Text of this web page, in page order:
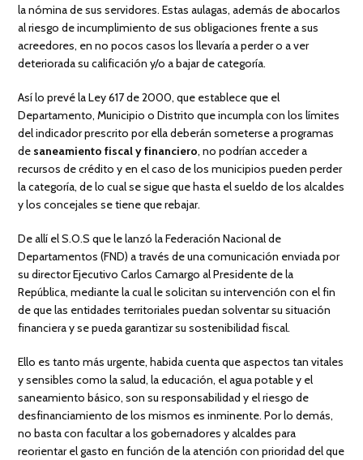
la nómina de sus servidores. Estas aulagas, además de abocarlos
al riesgo de incumplimiento de sus obligaciones frente a sus
acreedores, en no pocos casos los llevaría a perder o a ver
deteriorada su calificación y/o a bajar de categoría.
Así lo prevé la Ley 617 de 2000, que establece que el
Departamento, Municipio o Distrito que incumpla con los límites
del indicador prescrito por ella deberán someterse a programas
de saneamiento fiscal y financiero, no podrían acceder a
recursos de crédito y en el caso de los municipios pueden perder
la categoría, de lo cual se sigue que hasta el sueldo de los alcaldes
y los concejales se tiene que rebajar.
De allí el S.O.S que le lanzó la Federación Nacional de
Departamentos (FND) a través de una comunicación enviada por
su director Ejecutivo Carlos Camargo al Presidente de la
República, mediante la cual le solicitan su intervención con el fin
de que las entidades territoriales puedan solventar su situación
financiera y se pueda garantizar su sostenibilidad fiscal.
Ello es tanto más urgente, habida cuenta que aspectos tan vitales
y sensibles como la salud, la educación, el agua potable y el
saneamiento básico, son su responsabilidad y el riesgo de
desfinanciamiento de los mismos es inminente. Por lo demás,
no basta con facultar a los gobernadores y alcaldes para
reorientar el gasto en función de la atención con prioridad del que